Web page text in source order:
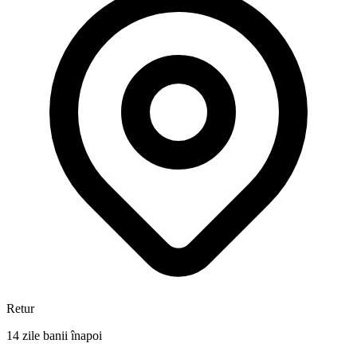
Retur
14 zile banii înapoi